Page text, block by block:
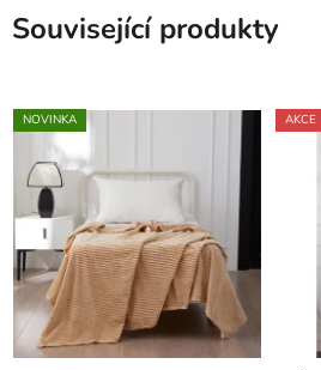
Související produkty
NOVINKA AKCE